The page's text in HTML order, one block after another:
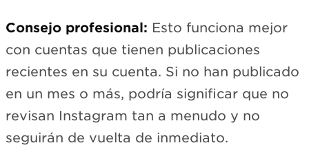
Consejo profesional: Esto funciona mejor
con cuentas que tienen publicaciones
recientes en su cuenta. Si no han publicado
en un mes o más, podría significar que no
revisan Instagram tan a menudo y no
seguirán de vuelta de inmediato.